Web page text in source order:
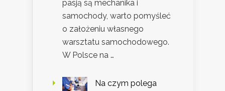
pasją są mechanika i
samochody, warto pomyśleć
o założeniu własnego
warsztatu samochodowego.
W Polsce na …
Na czym polega